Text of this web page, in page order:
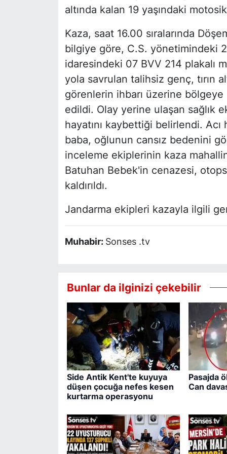
altında kalan 19 yaşındaki
Kaza, saat 16.00 sıralarında
bilgiye göre, C.S. yönetimindeki
idaresindeki 07 BVV 214 plakalı
yola savrulan talihsiz genç, tırın
görenlerin ihbarı üzerine bölgeye
edildi. Olay yerine ulaşan sağlık
hayatını kaybettiği belirlendi.
baba, oğlunun cansız bedenini
inceleme ekiplerinin kaza
Batuhan Bebek'in cenazesi,
kaldırıldı.
Jandarma ekipleri kazayla ilgili
Muhabir: Sonses .tv
Bunlar da ilginizi çekebilir
Side Antik Kent'te kuyuya
düşen çocuğa nefes kesen
kurtarma operasyonu
Pasajda
Can